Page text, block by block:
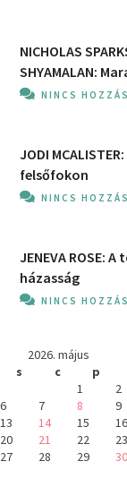
NICHOLAS
SHYAMALAN:
NINCS
JODI
felsőfokon
NINCS
JENEVA ROSE:
házasság
NINCS
2026. május
s c p
1
2
6 7 8 9
13 14 15 16
20 21 22 23
27 28 29 30